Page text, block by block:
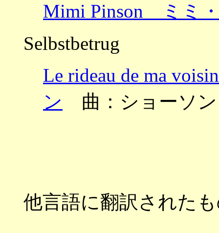
Mimi Pinson ミミ
Selbstbetrug
Le rideau de ma
ン 曲：ショーソン
他言語に翻訳された